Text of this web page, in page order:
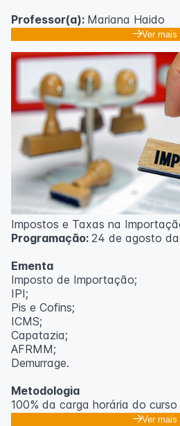
Professor(a): Mariana Haido
Ver mais
Impostos e Taxas na
Programação: 24 de agosto
Ementa
Imposto de Importação;
IPI;
Pis e Cofins;
ICMS;
Capatazia;
AFRMM;
Demurrage.
Metodologia
100% da carga horária do
Ver mais